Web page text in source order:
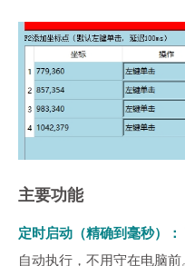
主要功能
定时启动（精确到毫秒）：
自动执行，不用守在电脑前